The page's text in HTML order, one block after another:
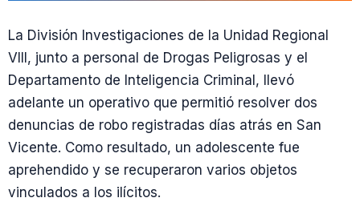
La División Investigaciones de la Unidad Regional
VIII, junto a personal de Drogas Peligrosas y el
Departamento de Inteligencia Criminal, llevó
adelante un operativo que permitió resolver dos
denuncias de robo registradas días atrás en San
Vicente. Como resultado, un adolescente fue
aprehendido y se recuperaron varios objetos
vinculados a los ilícitos.